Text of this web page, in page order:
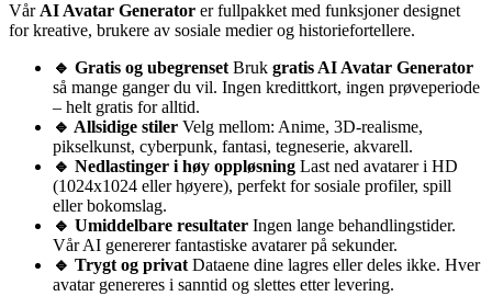
Vår AI Avatar Generator er fullpakket med funksjoner designet
for kreative, brukere av sosiale medier og historiefortellere.
🔹 Gratis og ubegrenset Bruk gratis AI Avatar Generator
så mange ganger du vil. Ingen kredittkort, ingen prøveperiode
– helt gratis for alltid.
🔹 Allsidige stiler Velg mellom: Anime, 3D-realisme,
pikselkunst, cyberpunk, fantasi, tegneserie, akvarell.
🔹 Nedlastinger i høy oppløsning Last ned avatarer i HD
(1024x1024 eller høyere), perfekt for sosiale profiler, spill
eller bokomslag.
🔹 Umiddelbare resultater Ingen lange behandlingstider.
Vår AI genererer fantastiske avatarer på sekunder.
🔹 Trygt og privat Dataene dine lagres eller deles ikke. Hver
avatar genereres i sanntid og slettes etter levering.